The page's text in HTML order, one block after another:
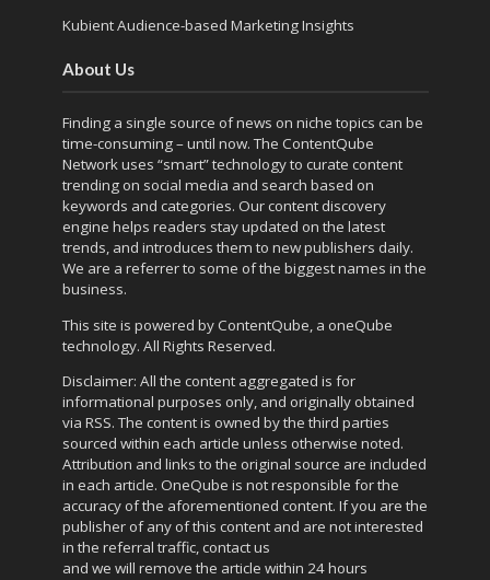
Kubient Audience-based Marketing Insights
About Us
Finding a single source of news on niche topics can be
time-consuming – until now. The ContentQube
Networkuses “smart” technology to curate content
trending on social media and search based on
keywords and categories. Our content discovery
engine helps readers stay updated on the latest
trends, and introduces them to new publishers daily.
We are a referrer to some of the biggest names in the
business.
This site is powered byContentQube, a oneQube
technology. All Rights Reserved.
Disclaimer: All the content aggregated is for
informational purposes only, and originally obtained
via RSS. The content is owned by the third parties
sourced within each article unless otherwise noted.
Attribution and links to the original source are included
in each article. OneQube is not responsible for the
accuracy of the aforementioned content. If you are the
publisher of any of this content and are not interested
in the referral traffic,contact us
and we will remove the article within 24 hours